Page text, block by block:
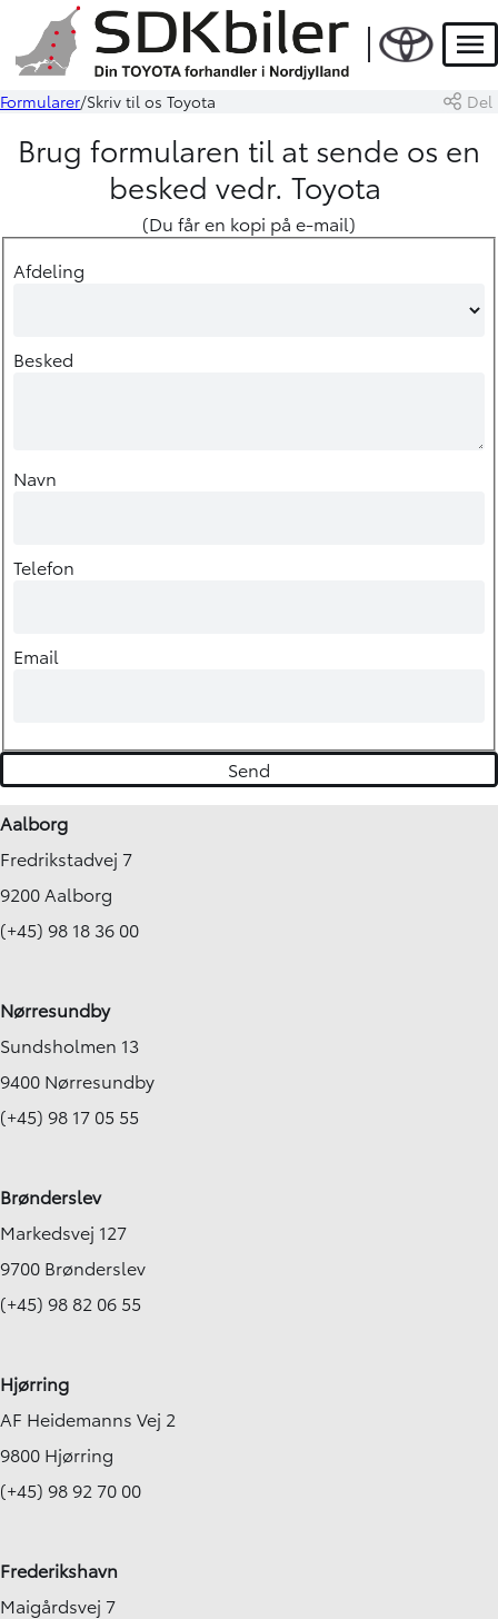
Formularer Skriv til os Toyota Del
Brug formularen til at sende os en
besked vedr. Toyota
(Du får en kopi på e-mail)
Afdeling
Besked
Navn
Telefon
Email
Aalborg
Fredrikstadvej 7
9200 Aalborg
(+45) 98 18 36 00
Nørresundby
Sundsholmen 13
9400 Nørresundby
(+45) 98 17 05 55
Brønderslev
Markedsvej 127
9700 Brønderslev
(+45) 98 82 06 55
Hjørring
AF Heidemanns Vej 2
9800 Hjørring
(+45) 98 92 70 00
Frederikshavn
Maigårdsvej 7